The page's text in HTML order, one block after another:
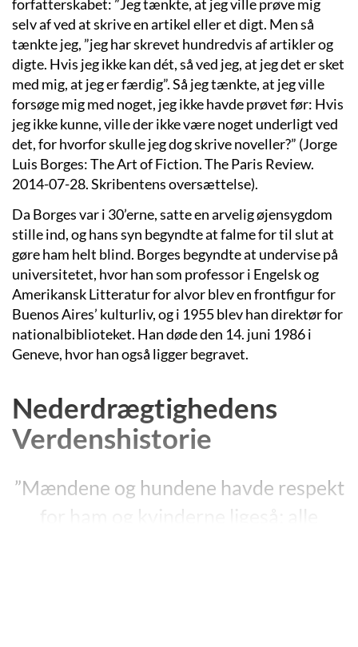
forfatterskabet: ”Jeg tænkte, at jeg ville prøve mig
selv af ved at skrive en artikel eller et digt. Men så
tænkte jeg, ”jeg har skrevet hundredvis af artikler og
digte. Hvis jeg ikke kan dét, så ved jeg, at jeg det er sket
med mig, at jeg er færdig”. Så jeg tænkte, at jeg ville
forsøge mig med noget, jeg ikke havde prøvet før: Hvis
jeg ikke kunne, ville der ikke være noget underligt ved
det, for hvorfor skulle jeg dog skrive noveller?” (Jorge
Luis Borges: The Art of Fiction. The Paris Review.
2014-07-28. Skribentens oversættelse).
Da Borges var i 30’erne, satte en arvelig øjensygdom
stille ind, og hans syn begyndte at falme for til slut at
gøre ham helt blind. Borges begyndte at undervise på
universitetet, hvor han som professor i Engelsk og
Amerikansk Litteratur for alvor blev en frontfigur for
Buenos Aires’ kulturliv, og i 1955 blev han direktør for
nationalbiblioteket. Han døde den 14. juni 1986 i
Geneve, hvor han også ligger begravet.
Nederdrægtighedens
Verdenshistorie
”Mændene og hundene havde respekt
for ham og kvinderne ligeså; alle